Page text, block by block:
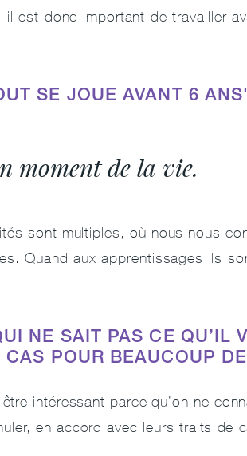
il est donc important de travailler
SE JOUE AVANT 6
moment de la vie.
sont multiples, où nous nous
Quand aux apprentissages ils
NE SAIT PAS CE QU’IL
POUR BEAUCOUP
intéressant parce qu’on ne
en accord avec leurs traits de